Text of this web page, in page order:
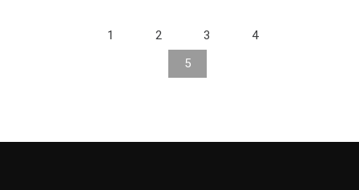
1 2 3
4
5